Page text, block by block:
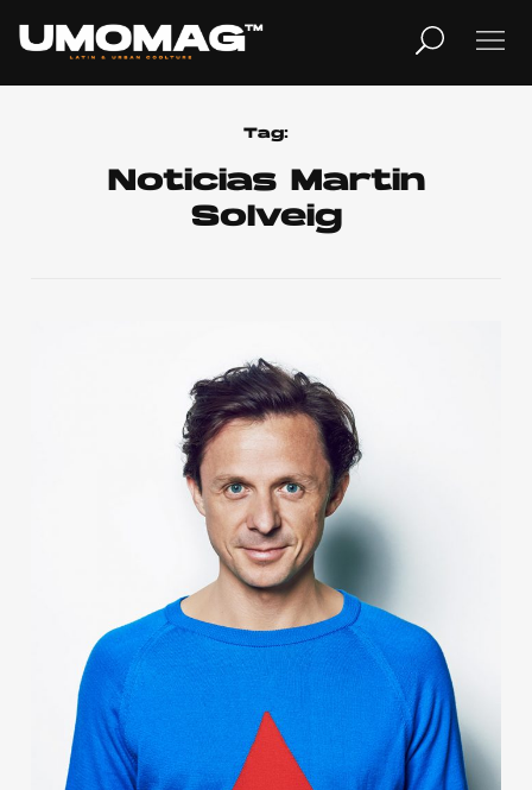
TV
Home
Cover Story
Publicidad
Contacto
Aviso Legal
© 2015-2022 UMOMAG. PROPIEDAD DE UMO agency. TODOS LOS
DERECHOS RESERVADOS.
Tag:
Noticias Martin
Solveig